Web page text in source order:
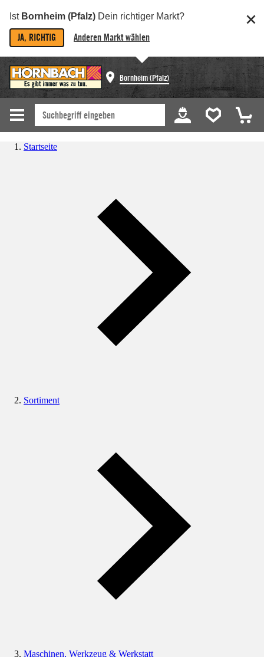
Ist Bornheim (Pfalz) Dein richtiger Markt?
JA, RICHTIG Anderen Markt wählen
Bornheim (Pfalz)
Startseite
Sortiment
Maschinen, Werkzeug & Werkstatt